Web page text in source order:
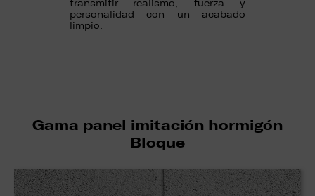
transmitir realismo, fuerza y
personalidad con un acabado
limpio.
Gama panel imitación hormigón
Bloque